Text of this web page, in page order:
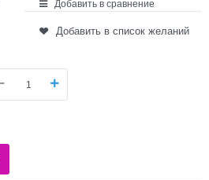
Добавить в сравнение
Добавить в список желаний